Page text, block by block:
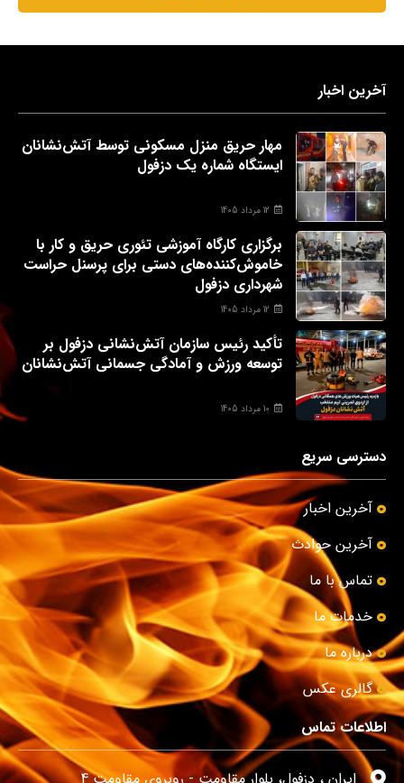
آخرین اخبار
مهار حریق منزل مسکونی توسط آتش‌نشانان
ایستگاه شماره یک دزفول
12 مرداد 1405
برگزاری کارگاه آموزشی تئوری حریق و کار با
خاموش‌کننده‌های دستی برای پرسنل حراست
شهرداری دزفول
12 مرداد 1405
تأکید رئیس سازمان آتش‌نشانی دزفول بر
توسعه ورزش و آمادگی جسمانی آتش‌نشانان
10 مرداد 1405
دسترسی سریع
آخرین اخبار
آخرین حوادث
تماس با ما
خدمات ما
درباره ما
گالری عکس
اطلاعات تماس